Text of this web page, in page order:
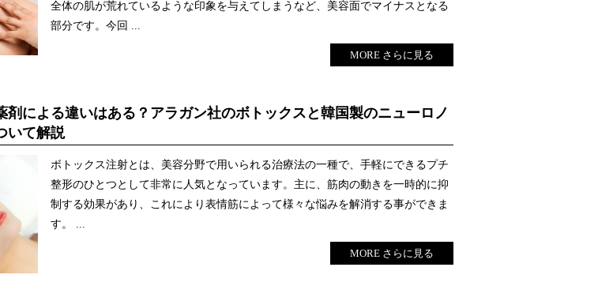
全体の肌が荒れているような印象を与えてしまうなど、美容面でマイナスとなる
部分です。今回 ...
MORE さらに見る
剤による違いはある？アラガン社のボトックスと韓国製のニューロノ
いて解説
ボトックス注射とは、美容分野で用いられる治療法の一種で、手軽にできるプチ
整形のひとつとして非常に人気となっています。主に、筋肉の動きを一時的に抑
制する効果があり、これにより表情筋によって様々な悩みを解消する事ができま
す。 ...
MORE さらに見る